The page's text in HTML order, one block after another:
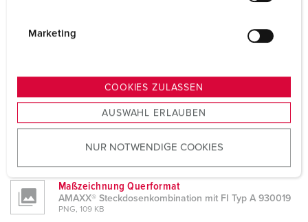
s
u
w
a
l
Marketing
COOKIES ZULASSEN
AUSWAHL ERLAUBEN
NUR NOTWENDIGE COOKIES
CAD-Daten 3D-DWG
AMAXX® Steckdosenkombination mit FI Typ A 930019
Montageanleitung / Betriebsanleitung
AMAXX® Steckdosenkombination mit FI Typ A 930019
PDF, 2 MB
AMAXX® Steckdosenkombination mit FI Typ A 930019
Maßzeichnung Querformat
AMAXX® Steckdosenkombination mit FI Typ A 930019
PNG, 109 KB